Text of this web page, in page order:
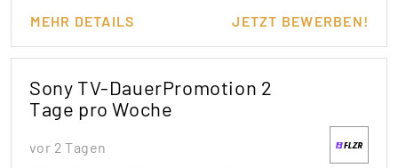
MEHR DETAILS JETZT BEWERBEN!
Sony TV-DauerPromotion 2
Tage pro Woche
vor 2 Tagen